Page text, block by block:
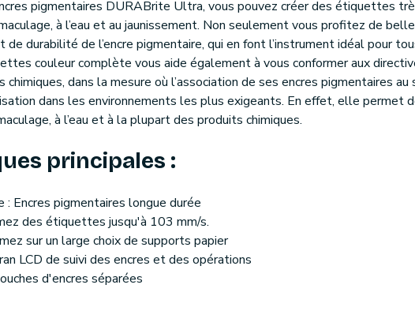
pigmentaires DURABrite Ultra, vous pouvez créer des étiquettes
à l’eau et au jaunissement. Non seulement vous profitez de
durabilité de l’encre pigmentaire, qui en font l’instrument idéal pour
couleur complète vous aide également à vous conformer aux
chimiques, dans la mesure où l’association de ses encres pigmentaires
dans les environnements les plus exigeants. En effet, elle permet
à l’eau et à la plupart des produits chimiques.
principales :
: Encres pigmentaires longue durée
des étiquettes jusqu'à 103 mm/s.
sur un large choix de supports papier
LCD de suivi des encres et des opérations
d'encres séparées